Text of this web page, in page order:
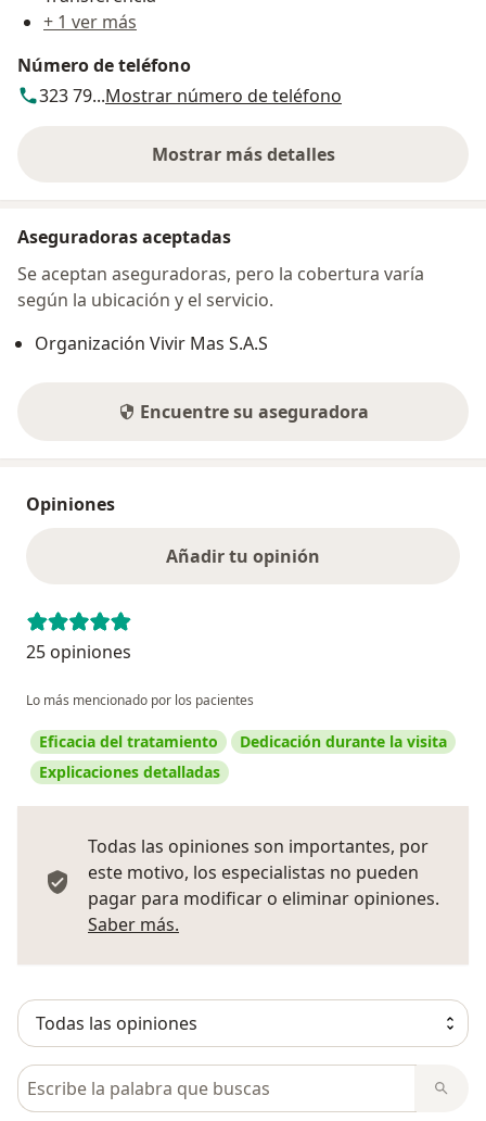
+ 1 ver más
Número de teléfono
323 79...Mostrar número de teléfono
Mostrar más detalles
sobre la dirección
Aseguradoras aceptadas
Se aceptan aseguradoras, pero la cobertura varía
según la ubicación y el servicio.
Organización Vivir Mas S.A.S
Encuentre su aseguradora
Opiniones
Añadir tu opinión
25 opiniones
Lo más mencionado por los pacientes
Eficacia del tratamiento
Dedicación durante la visita
Explicaciones detalladas
Todas las opiniones son importantes, por
este motivo, los especialistas no pueden
pagar para modificar o eliminar opiniones.
Saber más.
Busca en opiniones